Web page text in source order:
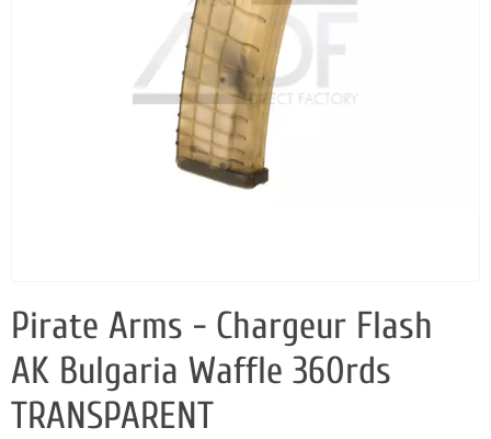
Pirate Arms - Chargeur Flash
AK Bulgaria Waffle 360rds
TRANSPARENT